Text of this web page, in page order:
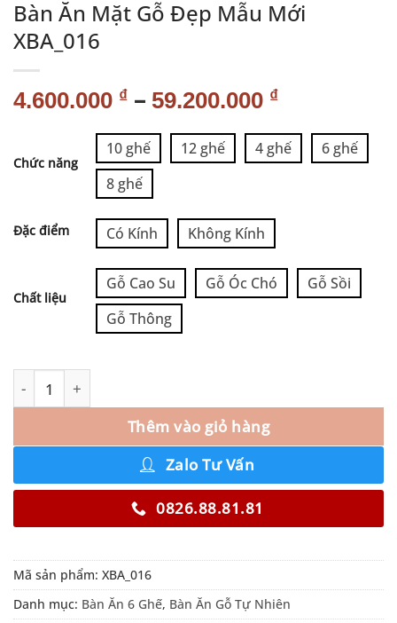
Bàn Ăn Mặt Gỗ Đẹp Mẫu Mới
XBA_016
4.600.000 ₫ – 59.200.000 ₫
Chức năng
10 ghế 12 ghế 4 ghế
6 ghế
8 ghế
Đặc điểm Có Kính Không Kính
Chất liệu
Gỗ Cao Su Gỗ Óc Chó
Gỗ Sồi
Gỗ Thông
Thêm vào giỏ hàng
Zalo Tư Vấn
0826.88.81.81
Mã sản phẩm: XBA_016
Danh mục: Bàn Ăn 6 Ghế, Bàn Ăn Gỗ Tự Nhiên